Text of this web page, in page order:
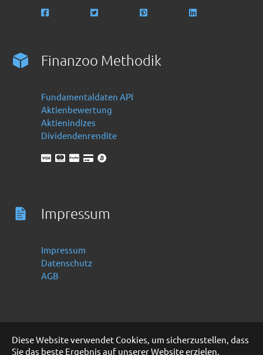
Diese Website verwendet Cookies, um sicherzustellen, dass
Sie das beste Ergebnis auf unserer Website erzielen.
Finanzoo Methodik
Fundamentaldaten API
Aktienbewertung
Aktienindizes
Dividendenrendite
Impressum
Impressum
Datenschutz
AGB
Deutsch